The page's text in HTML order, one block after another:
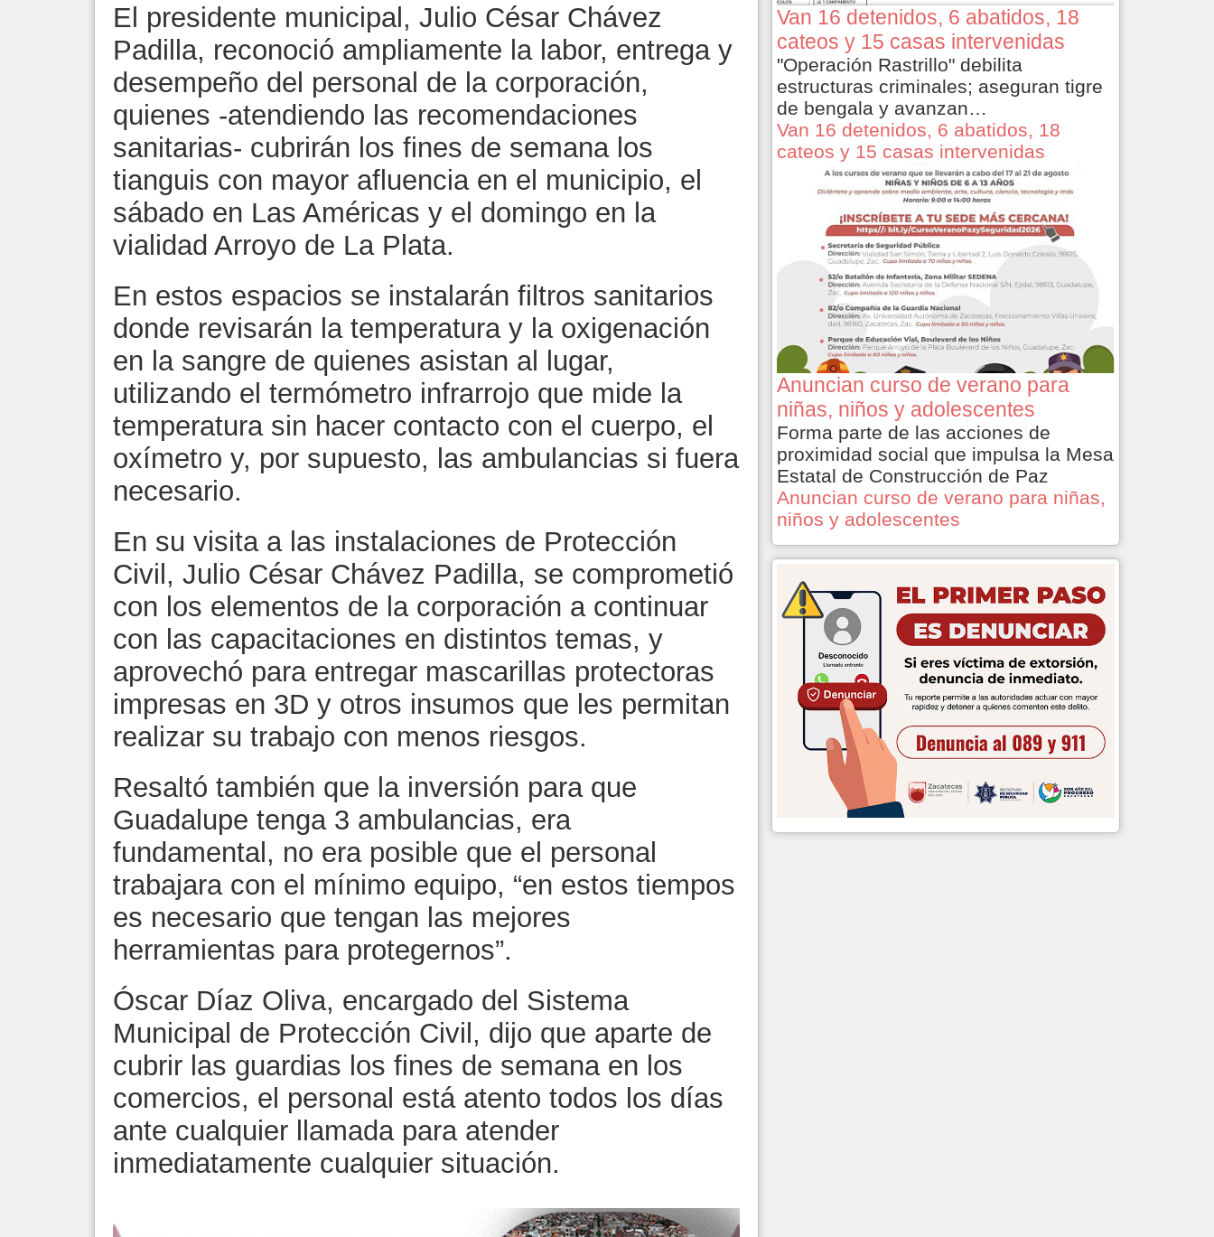
El presidente municipal, Julio César Chávez
Padilla, reconoció ampliamente la labor, entrega y
desempeño del personal de la corporación,
quienes -atendiendo las recomendaciones
sanitarias- cubrirán los fines de semana los
tianguis con mayor afluencia en el municipio, el
sábado en Las Américas y el domingo en la
vialidad Arroyo de La Plata.
En estos espacios se instalarán filtros sanitarios
donde revisarán la temperatura y la oxigenación
en la sangre de quienes asistan al lugar,
utilizando el termómetro infrarrojo que mide la
temperatura sin hacer contacto con el cuerpo, el
oxímetro y, por supuesto, las ambulancias si fuera
necesario.
En su visita a las instalaciones de Protección
Civil, Julio César Chávez Padilla, se comprometió
con los elementos de la corporación a continuar
con las capacitaciones en distintos temas, y
aprovechó para entregar mascarillas protectoras
impresas en 3D y otros insumos que les permitan
realizar su trabajo con menos riesgos.
Resaltó también que la inversión para que
Guadalupe tenga 3 ambulancias, era
fundamental, no era posible que el personal
trabajara con el mínimo equipo, “en estos tiempos
es necesario que tengan las mejores
herramientas para protegernos”.
Óscar Díaz Oliva, encargado del Sistema
Municipal de Protección Civil, dijo que aparte de
cubrir las guardias los fines de semana en los
comercios, el personal está atento todos los días
ante cualquier llamada para atender
inmediatamente cualquier situación.
Van 16 detenidos, 6 abatidos, 18
cateos y 15 casas intervenidas
"Operación Rastrillo" debilita
estructuras criminales; aseguran tigre
de bengala y avanzan…
Van 16 detenidos, 6 abatidos, 18
cateos y 15 casas intervenidas
Anuncian curso de verano para
niñas, niños y adolescentes
Forma parte de las acciones de
proximidad social que impulsa la Mesa
Estatal de Construcción de Paz
Anuncian curso de verano para niñas,
niños y adolescentes